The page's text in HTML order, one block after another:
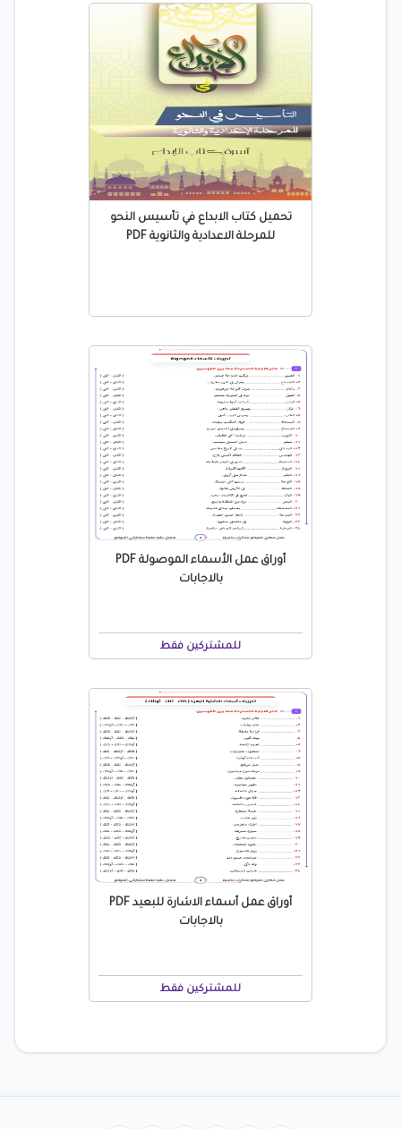
تحميل كتاب الابداع في تأسيس النحو
للمرحلة الاعدادية والثانوية PDF
أوراق عمل الأسماء الموصولة PDF
بالاجابات
للمشتركين فقط
أوراق عمل أسماء الاشارة للبعيد PDF
بالاجابات
للمشتركين فقط